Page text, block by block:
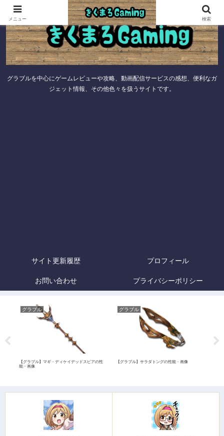
グラブルを中心にゲームレビューや攻略、動画配信サービスの感想、便利なガ
ジェット情報、その他色々を扱うサイトです。
サイト更新履歴 プロフィール
お問い合わせ プライバシーポリシー
グラブル
【グラブル】マギ・ディケイデッドスピアの性
能・画像
グラブル
【グラブル】サラダトングの性能・画像
メニュー 検索